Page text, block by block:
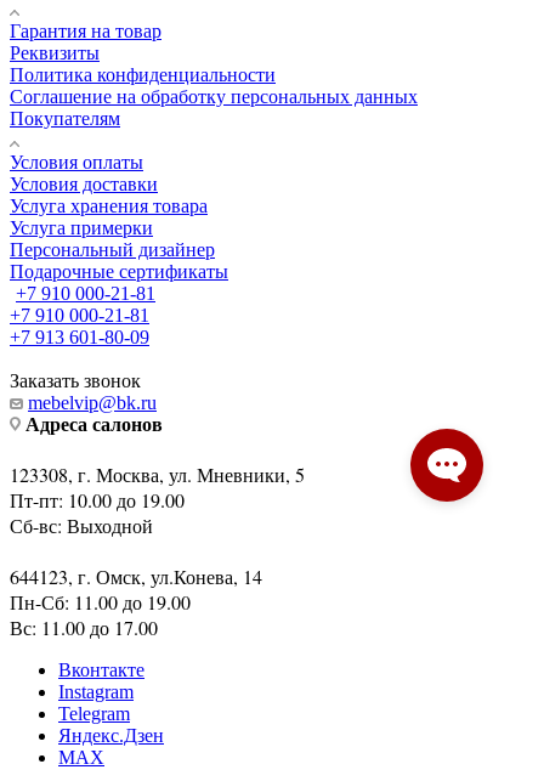
Гарантия на товар
Реквизиты
Политика конфиденциальности
Соглашение на обработку персональных данных
Покупателям
Условия оплаты
Условия доставки
Услуга хранения товара
Услуга примерки
Персональный дизайнер
Подарочные сертификаты
+7 910 000-21-81
+7 910 000-21-81
+7 913 601-80-09
Заказать звонок
mebelvip@bk.ru
Адреса салонов
123308, г. Москва, ул. Мневники, 5
Пт-пт: 10.00 до 19.00
Сб-вс: Выходной
644123, г. Омск, ул.Конева, 14
Пн-Сб: 11.00 до 19.00
Вс: 11.00 до 17.00
Вконтакте
Instagram
Telegram
Яндекс.Дзен
MAX